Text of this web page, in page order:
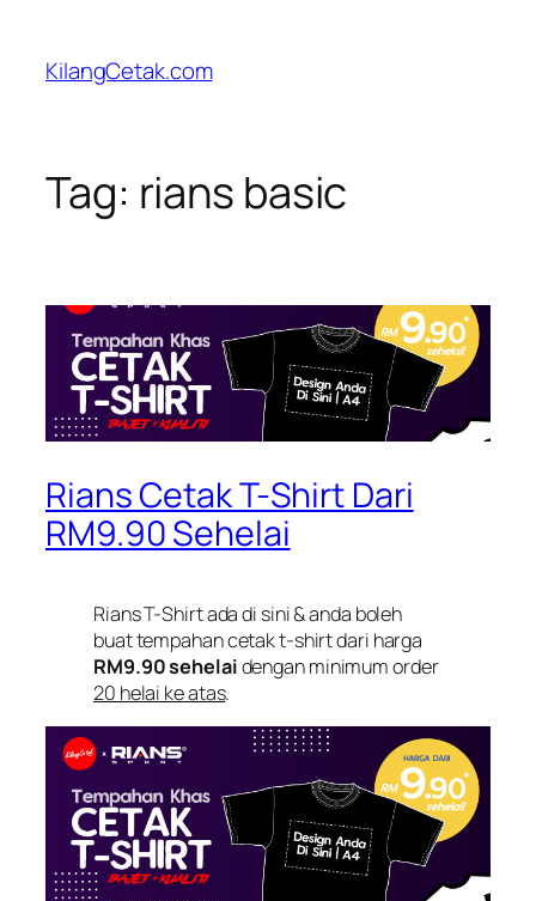
content
KilangCetak.com
Tag: rians basic
Rians Cetak T-Shirt Dari
RM9.90 Sehelai
Rians T-Shirt ada di sini & anda boleh
buat tempahan cetak t-shirt dari harga
RM9.90 sehelaidengan minimum order
20 helai ke atas.